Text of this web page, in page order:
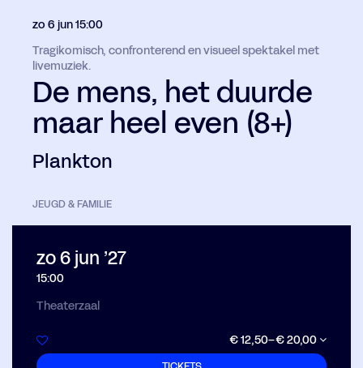
De mens, het duurde
maar heel even (8+)
Plankton
Tragikomisch, confronterend en visueel spektakel met
livemuziek.
zo 6 jun15:00
JEUGD & FAMILIE
zo 6 jun ’27
15:00
Theaterzaal
€ 12,50–€ 20,00